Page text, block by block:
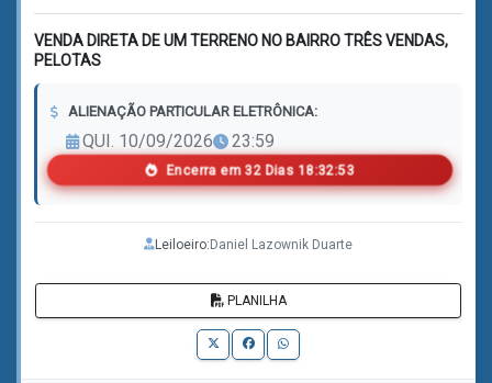
VENDA DIRETA DE UM TERRENO NO BAIRRO TRÊS VENDAS,
PELOTAS
ALIENAÇÃO PARTICULAR ELETRÔNICA:
QUI. 10/09/2026 23:59
Encerra em 32 Dias 18:32:50
Leiloeiro:Daniel Lazownik Duarte
PLANILHA